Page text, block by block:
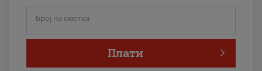
Број на сметка
Плати